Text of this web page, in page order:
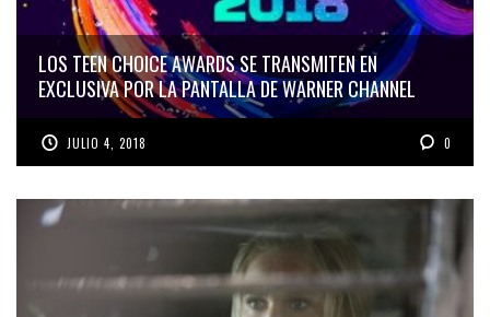
LOS TEEN CHOICE AWARDS SE TRANSMITEN EN
EXCLUSIVA POR LA PANTALLA DE WARNER CHANNEL
JULIO 4, 2018 0